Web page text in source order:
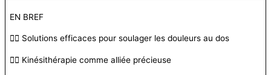
EN BREF
👩‍⚕️ Solutions efficaces pour soulager les douleurs au dos
👨‍⚕️ Kinésithérapie comme alliée précieuse